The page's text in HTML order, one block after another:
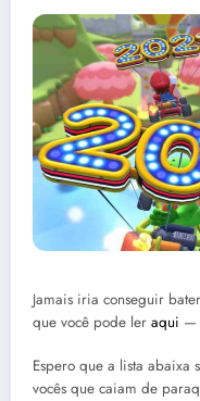
Jamais iria conseguir
que você pode ler aqui —
Espero que a lista abaixa
vocês que caiam de